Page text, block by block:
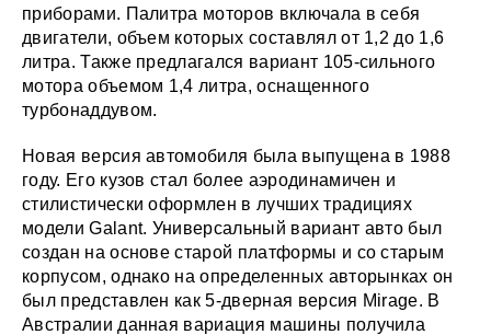
приборами. Палитра моторов включала в себя
двигатели, объем которых составлял от 1,2 до 1,6
литра. Также предлагался вариант 105-сильного
мотора объемом 1,4 литра, оснащенного
турбонаддувом.
Новая версия автомобиля была выпущена в 1988
году. Его кузов стал более аэродинамичен и
стилистически оформлен в лучших традициях
модели Galant. Универсальный вариант авто был
создан на основе старой платформы и со старым
корпусом, однако на определенных авторынках он
был представлен как 5-дверная версия Mirage. В
Австралии данная вариация машины получила